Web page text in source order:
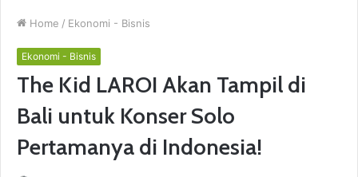
Home / Ekonomi - Bisnis
Ekonomi - Bisnis
The Kid LAROI Akan Tampil di
Bali untuk Konser Solo
Pertamanya di Indonesia!